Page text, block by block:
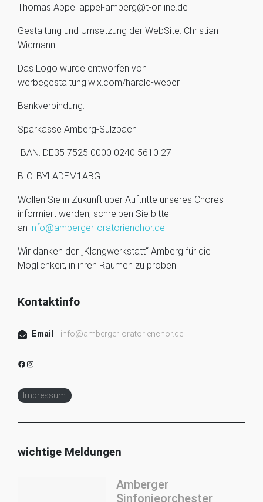
Thomas Appel appel-amberg@t-online.de
Gestaltung und Umsetzung der WebSite: Christian
Widmann
Das Logo wurde entworfen von
werbegestaltung.wix.com/harald-weber
Bankverbindung:
Sparkasse Amberg-Sulzbach
IBAN: DE35 7525 0000 0240 5610 27
BIC: BYLADEM1ABG
Wollen Sie in Zukunft über Auftritte unseres Chores
informiert werden, schreiben Sie bitte
an info@amberger-oratorienchor.de
Wir danken der „Klangwerkstatt“ Amberg für die
Möglichkeit, in ihren Räumen zu proben!
Kontaktinfo
Email info@amberger-oratorienchor.de
Facebook
Instagram
Impressum
wichtige Meldungen
Amberger
Sinfonieorchester